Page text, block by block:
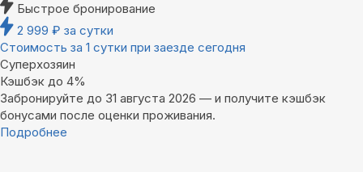
Быстрое бронирование
2 999 ₽ за сутки
Стоимость за 1 сутки при заезде сегодня
Суперхозяин
Кэшбэк до 4%
Забронируйте до 31 августа 2026 — и получите кэшбэк
бонусами после оценки проживания.
Подробнее